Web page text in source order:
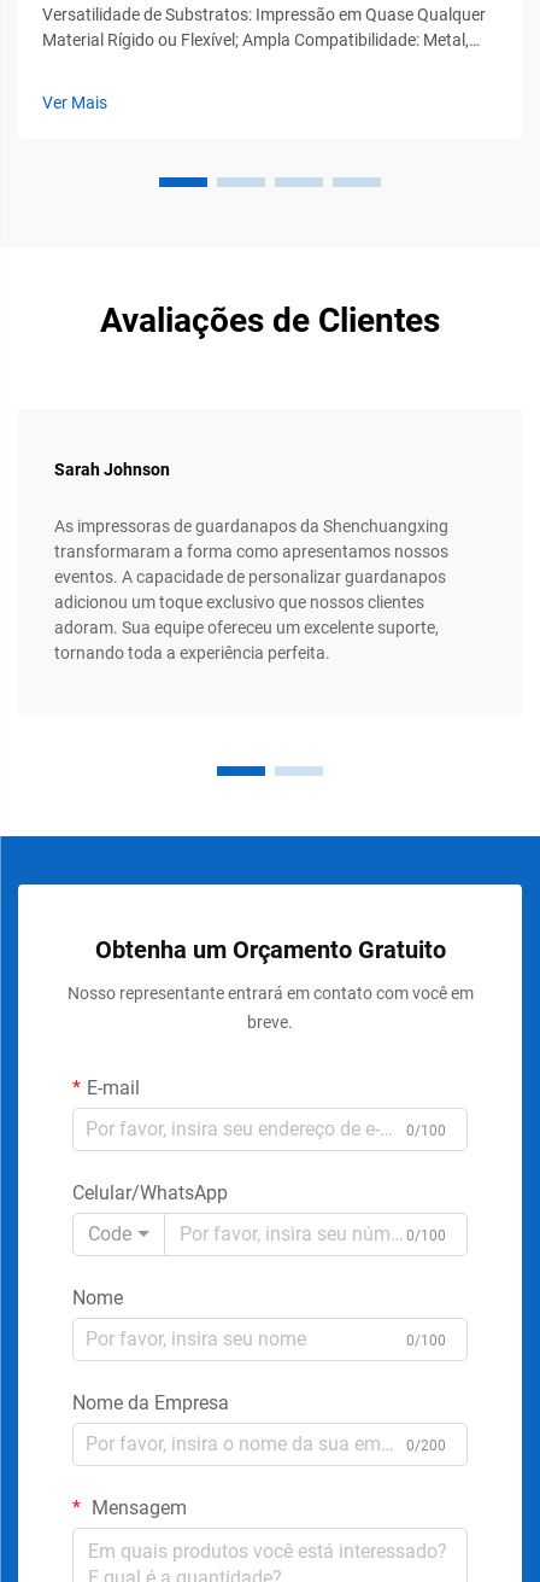
Versatilidade de Substratos: Impressão em Quase Qualquer
Material Rígido ou Flexível; Ampla Compatibilidade: Metal,
Ver Mais
Avaliações de Clientes
Sarah Johnson
As impressoras de guardanapos da Shenchuangxing
transformaram a forma como apresentamos nossos
eventos. A capacidade de personalizar guardanapos
adicionou um toque exclusivo que nossos clientes
adoram. Sua equipe ofereceu um excelente suporte,
tornando toda a experiência perfeita.
Obtenha um Orçamento Gratuito
Nosso representante entrará em contato com você em
breve.
E-mail
0/100
Celular/WhatsApp
Code
0/100
Nome
0/100
Nome da Empresa
0/200
Mensagem